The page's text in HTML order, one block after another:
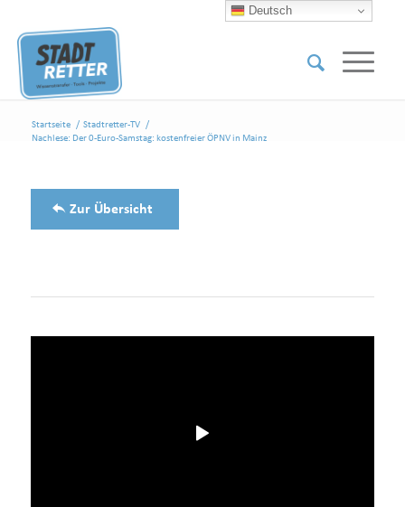
Startseite / Stadtretter-TV /
Nachlese: Der 0-Euro-Samstag: kostenfreier ÖPNV in Mainz
Zur Übersicht
Deutsch